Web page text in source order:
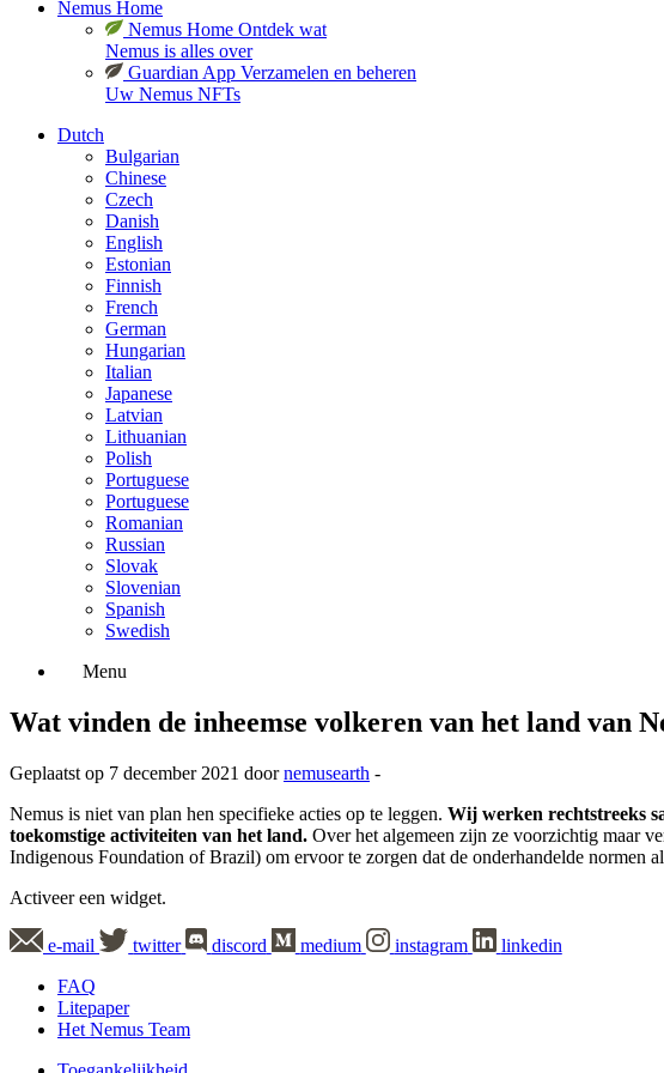
Nemus Home
Nemus Home Ontdek wat
Nemus is alles over
Guardian App Verzamelen en beheren
Uw Nemus NFTs
Dutch
Bulgarian
Chinese
Czech
Danish
English
Estonian
Finnish
French
German
Hungarian
Italian
Japanese
Latvian
Lithuanian
Polish
Portuguese
Portuguese
Romanian
Russian
Slovak
Slovenian
Spanish
Swedish
Menu
Wat vinden de inheemse volkeren van het land van
Geplaatst op 7 december 2021 doornemusearth -
Nemus is niet van plan hen specifieke acties op te leggen. Wij werken rechtstreeks
toekomstige activiteiten van het land. Over het algemeen zijn ze voorzichtig maar
Indigenous Foundation of Brazil) om ervoor te zorgen dat de onderhandelde normen
Activeer een widget.
e-mail twitter discord medium instagram
linkedin
FAQ
Litepaper
Het Nemus Team